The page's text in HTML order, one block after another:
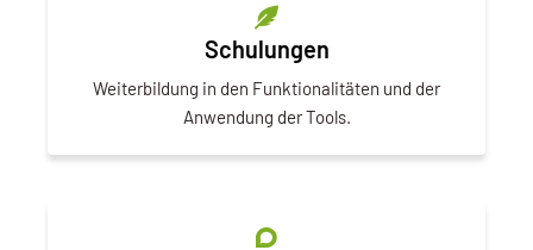
Schulungen
Weiterbildung in den Funktionalitäten und der
Anwendung der Tools.